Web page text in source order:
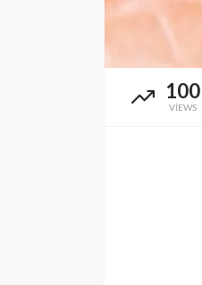
100
VIEWS